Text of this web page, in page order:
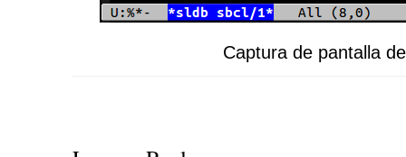
Captura de pantalla